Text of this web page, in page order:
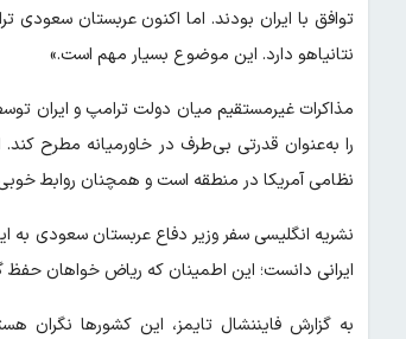
توافق با ایران بودند. اما اکنون عربستان
نتانیاهو دارد. این موضوع بسیار مهم است.»
مذاکرات غیرمستقیم میان دولت ترامپ و ایران
را به‌عنوان قدرتی بی‌طرف در خاورمیانه مطرح
نظامی آمریکا در منطقه است و همچنان روابط خوبی
نشریه انگلیسی سفر وزیر دفاع عربستان سعودی به
ایرانی دانست؛ این اطمینان که ریاض خواهان
به گزارش فایننشال تایمز، این کشورها نگران